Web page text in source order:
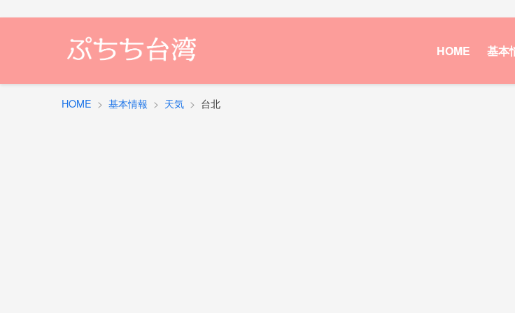
HOME 基本
HOME 基本情報 天気 台北